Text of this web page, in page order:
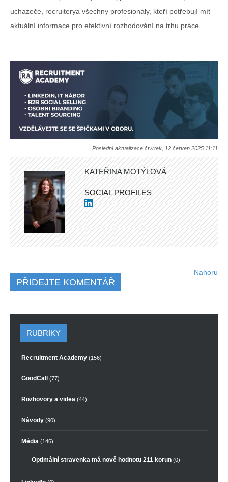
uchazeče, recruiterya všechny profesionály, kteří potřebují mít
aktuální informace pro efektivní rozhodování na trhu práce.
Poslední aktualizace čtvrtek, 12 červen 2025 11:11
KATEŘINA MOTÝLOVÁ
SOCIAL PROFILES
PŘIDEJTE KOMENTÁŘ
Nahoru
RUBRIKY
Recruitment Academy (156)
GoodCall (77)
Rozhovory a videa (44)
Návody (90)
Média (146)
Optimální stravenka má nově hodnotu 211 korun (0)